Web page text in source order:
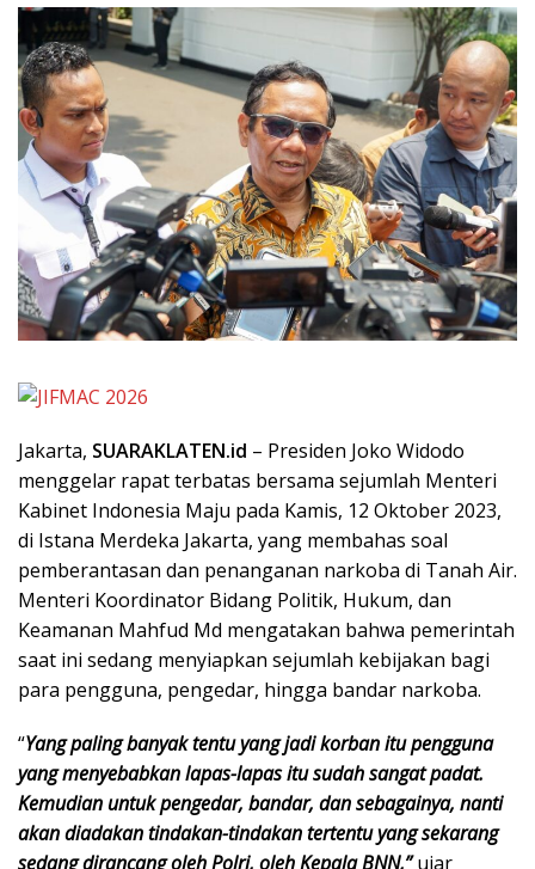
Jakarta, SUARAKLATEN.id – Presiden Joko Widodo
menggelar rapat terbatas bersama sejumlah Menteri
Kabinet Indonesia Maju pada Kamis, 12 Oktober 2023,
di Istana Merdeka Jakarta, yang membahas soal
pemberantasan dan penanganan narkoba di Tanah Air.
Menteri Koordinator Bidang Politik, Hukum, dan
Keamanan Mahfud Md mengatakan bahwa pemerintah
saat ini sedang menyiapkan sejumlah kebijakan bagi
para pengguna, pengedar, hingga bandar narkoba.
“Yang paling banyak tentu yang jadi korban itu pengguna
yang menyebabkan lapas-lapas itu sudah sangat padat.
Kemudian untuk pengedar, bandar, dan sebagainya, nanti
akan diadakan tindakan-tindakan tertentu yang sekarang
sedang dirancang oleh Polri, oleh Kepala BNN,”ujar